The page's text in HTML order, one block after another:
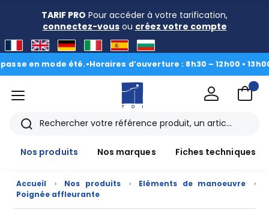
TARIF PRO Pour accéder à votre tarification,
connectez-vousou créez votre compte
en mode été.•Horaires d’ouverture : 8h30 – 12h00 • 13h00
Nos
produits
menu
Rechercher
Nos produits
Nos marques Fiches techniques
Accueil › Nos produits › Eléments de manoeuvre
›
Poignée affleurante